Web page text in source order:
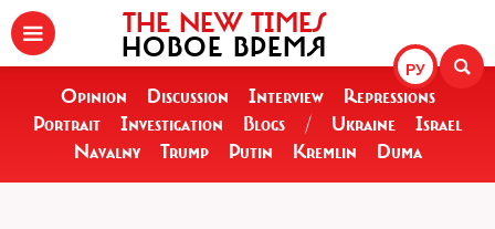
РУ
THE NEW TIMES
НОВОЕ ВРЕМЯ
Opinion Discussion Interview
Repressions
Portrait
Investigation Blogs / Ukraine
Israel
Navalny
Trump Putin Kremlin Duma